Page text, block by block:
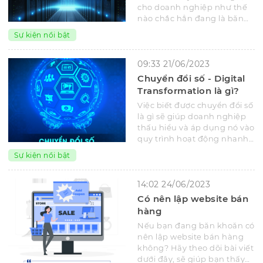
cho doanh nghiệp như thế
nào chắc hẳn đang là băn
Sự kiện nổi bật
09:33 21/06/2023
Chuyển đổi số - Digital
Transformation là gì?
Việc biết được chuyển đổi số
là gì sẽ giúp doanh nghiệp
thấu hiểu và áp dụng nó vào
quy trình hoạt động nhanh
Sự kiện nổi bật
14:02 24/06/2023
Có nên lập website bán
hàng
Nếu bạn đang băn khoăn có
nên lập website bán hàng
không? Hãy theo dõi bài viết
dưới đây, sẽ giúp bạn thấy